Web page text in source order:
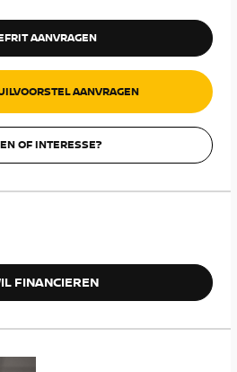
AANVRAGEN
AANVRAGEN
OF INTERESSE?
FINANCIEREN